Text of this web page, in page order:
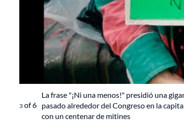
3 of6
La frase "¡Ni una menos!" presidió una
pasado alrededor del Congreso en la
con un centenar de mitines